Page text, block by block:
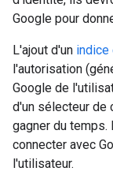
Google pour
L'ajout d'un indice
l'autorisation
Google de
d'un sélecteur de
gagner du temps.
connecter avec
l'utilisateur.